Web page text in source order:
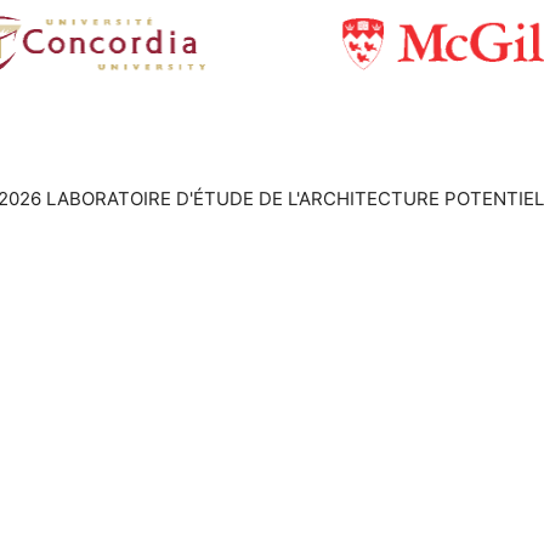
LABORATOIRE D'ÉTUDE DE L'ARCHITECTURE